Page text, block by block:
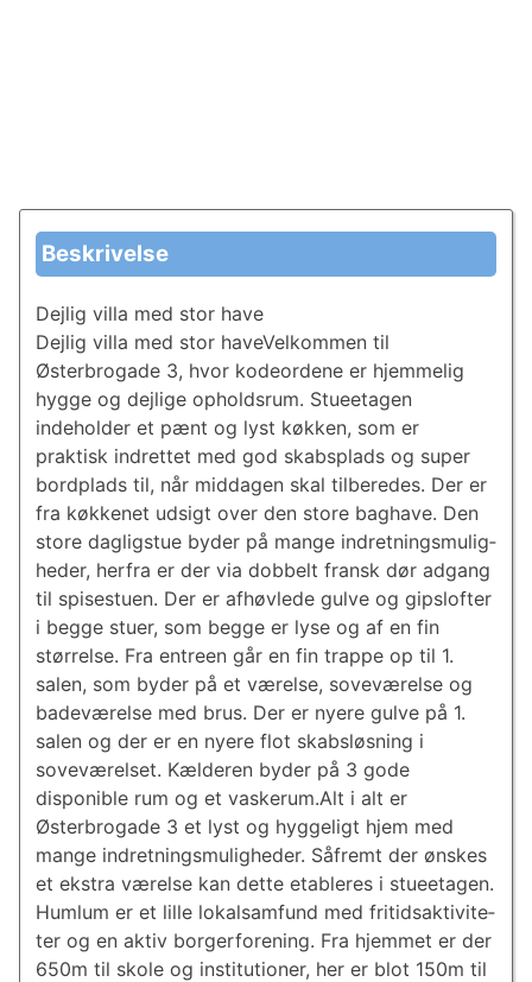
Beskrivelse
Dejlig villa med stor have
Dejlig villa med stor haveVelkommen til
Østerbrogade 3, hvor kodeordene er hjemmelig
hygge og dejlige opholdsrum. Stueetagen
indeholder et pænt og lyst køkken, som er
praktisk indrettet med god skabsplads og super
bordplads til, når middagen skal tilberedes. Der er
fra køkkenet udsigt over den store baghave. Den
store dagligstue byder på mange in­dret­nings­mu­lig­
he­der, herfra er der via dobbelt fransk dør adgang
til spisestuen. Der er afhøvlede gulve og gipslofter
i begge stuer, som begge er lyse og af en fin
størrelse. Fra entreen går en fin trappe op til 1.
salen, som byder på et værelse, soveværelse og
badeværelse med brus. Der er nyere gulve på 1.
salen og der er en nyere flot skabsløsning i
soveværelset. Kælderen byder på 3 gode
disponible rum og et vaskerum.Alt i alt er
Østerbrogade 3 et lyst og hyggeligt hjem med
mange in­dret­nings­mu­lig­he­der. Såfremt der ønskes
et ekstra værelse kan dette etableres i stueetagen.
Humlum er et lille lokalsamfund med fri­tidsak­ti­vi­te­
ter og en aktiv borgerforening. Fra hjemmet er der
650m til skole og institutioner, her er blot 150m til